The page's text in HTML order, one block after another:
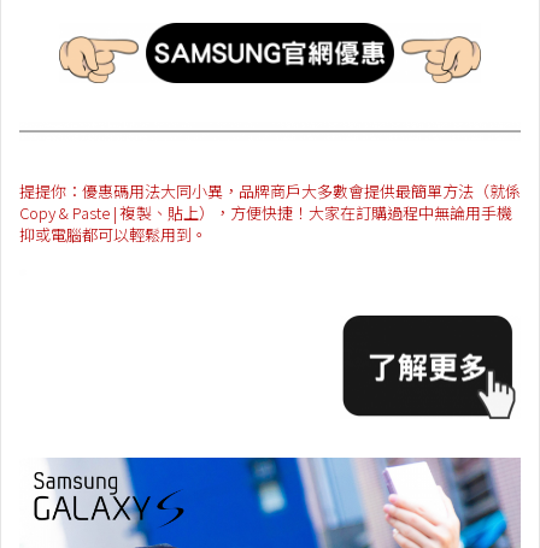
提提你：優惠碼用法大同小異，品牌商戶大多數會提供最簡單方法（就係
Copy & Paste | 複製、貼上），方便快捷！大家在訂購過程中無論用手機
抑或電腦都可以輕鬆用到。